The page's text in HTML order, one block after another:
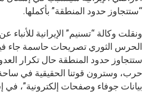
“ستتجاوز حدود المنطقة” بأكملها.
ونقلت وكالة “تسنيم” الإيرانية للأنباء
الحرس الثوري تصريحات حاسمة جاء
ستتجاوز حدود المنطقة حال تكرار
حرب، وسترون قوتنا الحقيقية في
بيانات جوفاء وصفحات إلكترونية”،